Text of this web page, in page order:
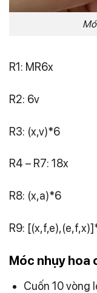
R1: MR6x
R2: 6v
R3: (x,v)*6
R4 – R7: 18x
R8: (x,a)*6
R9:
Móc nhụy hoa
Cuốn 10 vòng